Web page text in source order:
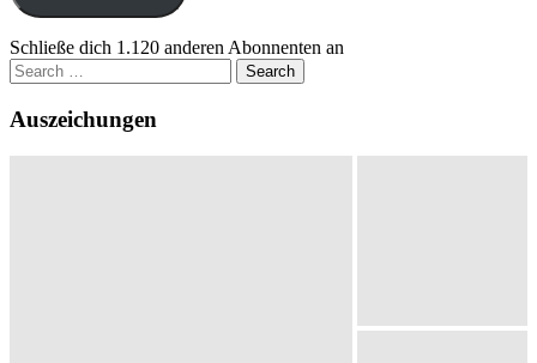
Schließe dich 1.120 anderen Abonnenten an
Search
for:
Auszeichungen